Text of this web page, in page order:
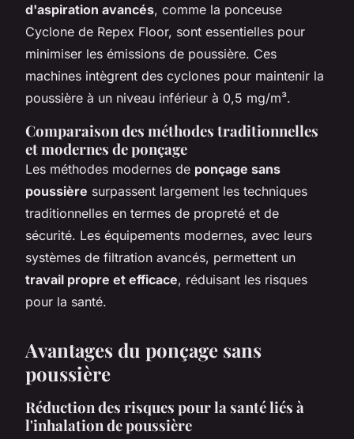
d'aspiration avancés, comme la ponceuse
Cyclone de Repex Floor, sont essentielles pour
minimiser les émissions de poussière. Ces
machines intègrent des cyclones pour maintenir la
poussière à un niveau inférieur à 0,5 mg/m³.
Comparaison des méthodes traditionnelles
et modernes de ponçage
Les méthodes modernes de ponçage sans
poussière surpassent largement les techniques
traditionnelles en termes de propreté et de
sécurité. Les équipements modernes, avec leurs
systèmes de filtration avancés, permettent un
travail propre et efficace, réduisant les risques
pour la santé.
Avantages du ponçage sans
poussière
Réduction des risques pour la santé liés à
l'inhalation de poussière